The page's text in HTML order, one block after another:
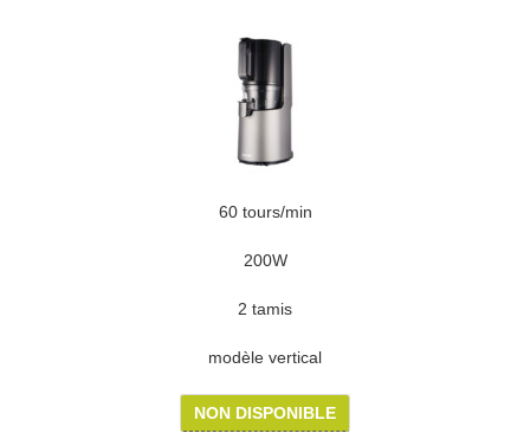
60 tours/min
200W
2 tamis
modèle vertical
NON DISPONIBLE